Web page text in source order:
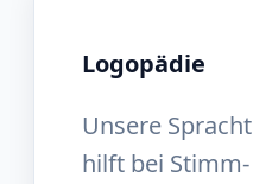
Logopädie
Unsere
hilft bei